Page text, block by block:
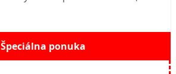
Špeciálna ponuka